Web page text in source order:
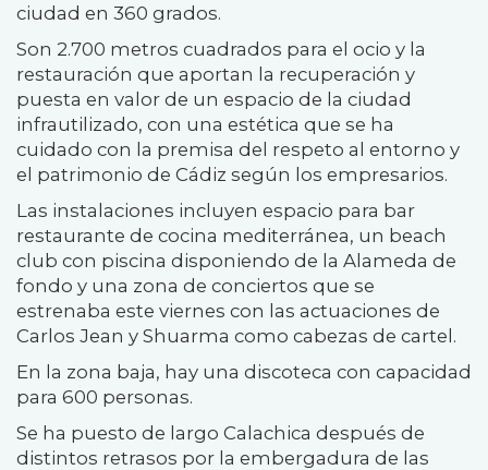
ciudad en 360 grados.
Son 2.700 metros cuadrados para el ocio y la
restauración que aportan la recuperación y
puesta en valor de un espacio de la ciudad
infrautilizado, con una estética que se ha
cuidado con la premisa del respeto al entorno y
el patrimonio de Cádiz según los empresarios.
Las instalaciones incluyen espacio para bar
restaurante de cocina mediterránea, un beach
club con piscina disponiendo de la Alameda de
fondo y una zona de conciertos que se
estrenaba este viernes con las actuaciones de
Carlos Jean y Shuarma como cabezas de cartel.
En la zona baja, hay una discoteca con capacidad
para 600 personas.
Se ha puesto de largo Calachica después de
distintos retrasos por la embergadura de las